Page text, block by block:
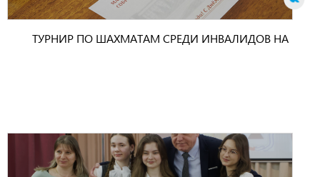
ТУРНИР ПО ШАХМАТАМ СРЕДИ ИНВАЛИДОВ НА